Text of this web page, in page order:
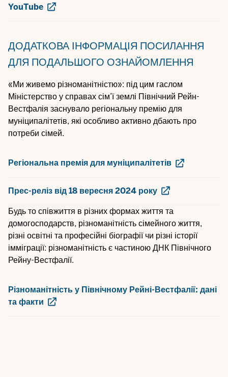
YouTube
ДОДАТКОВА ІНФОРМАЦІЯ ПОСИЛАННЯ
ДЛЯ ПОДАЛЬШОГО ОЗНАЙОМЛЕННЯ
«Ми живемо різноманітністю»: під цим гаслом
Міністерство у справах сім’ї землі Північний Рейн-
Вестфалія заснувало регіональну премію для
муніципалітетів, які особливо активно дбають про
потреби сімей.
Регіональна премія для муніципалітетів
Прес-реліз від 18 вересня 2024 року
Будь то співжиття в різних формах життя та
домогосподарств, різноманітність сімейного життя,
різні освітні та професійні біографії чи різні історії
імміграції: різноманітність є частиною ДНК Північного
Рейну-Вестфалії.
Різноманітність у Північному Рейні-Вестфалії: дані
та факти